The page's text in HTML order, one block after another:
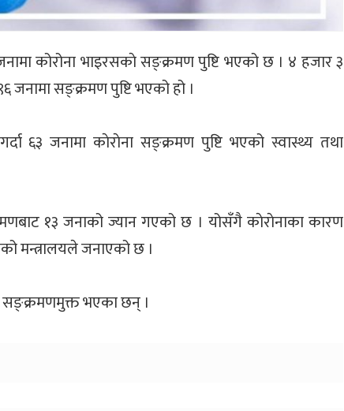
कोरोना भाइरसकाे सङ्क्रमण पुष्टि भएको छ । ४ हजार ३
जनामा सङ्क्रमण पुष्टि भएको हो ।
६३ जनामा काेराेना सङ्क्रमण पुष्टि भएको स्वास्थ्य तथा
१३ जनाको ज्यान गएको छ । योसँगै काेराेनाका कारण
मन्त्रालयले जनाएको छ ।
सङ्क्रमणमुक्त भएका छन् ।